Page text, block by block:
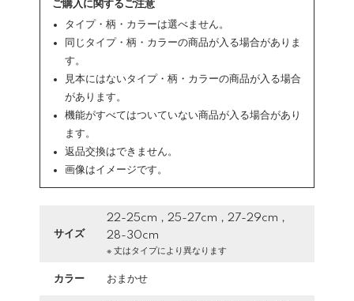
ご購入に関するご注意
タイプ・柄・カラーは選べません。
同じタイプ・柄・カラーの商品が入る場合がありま
す。
見本にはないタイプ・柄・カラーの商品が入る場合
があります。
機能がすべてはついていない商品が入る場合があり
ます。
返品交換はできません。
画像はイメージです。
サイズ
22-25cm，25-27cm，27-29cm，
28-30cm
※ 丈はタイプにより異なります
カラー おまかせ